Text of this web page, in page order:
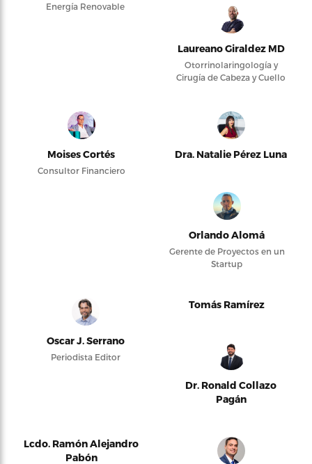
Energía Renovable
Laureano Giraldez MD
Otorrinolaringología y
Cirugía de Cabeza y Cuello
Moises Cortés
Consultor Financiero
Dra. Natalie Pérez Luna
Orlando Alomá
Gerente de Proyectos en un
Startup
Oscar J. Serrano
Periodista Editor
Tomás Ramírez
Dr. Ronald Collazo
Pagán
Lcdo. Ramón Alejandro
Pabón